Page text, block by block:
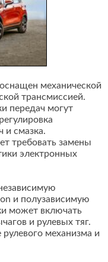
механической
трансмиссией.
передач могут
и смазка.
требовать замены
электронных
и полузависимую
может включать
и рулевых тяг.
механизма и